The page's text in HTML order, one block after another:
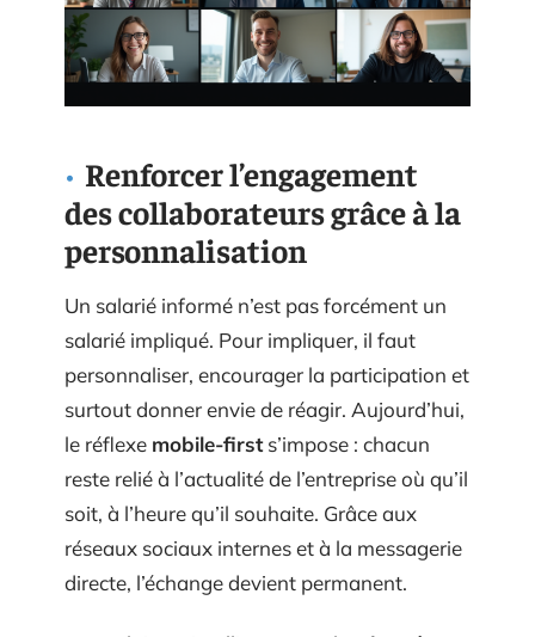
Renforcer l’engagement
des collaborateurs grâce à la
personnalisation
Un salarié informé n’est pas forcément un
salarié impliqué. Pour impliquer, il faut
personnaliser, encourager la participation et
surtout donner envie de réagir. Aujourd’hui,
le réflexe mobile-firsts’impose : chacun
reste relié à l’actualité de l’entreprise où qu’il
soit, à l’heure qu’il souhaite. Grâce aux
réseaux sociaux internes et à la messagerie
directe, l’échange devient permanent.